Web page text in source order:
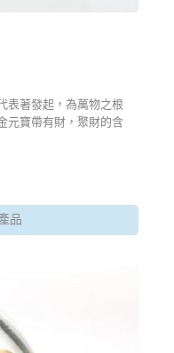
表著發起，為萬物之根
元寶帶有財，聚財的含
品